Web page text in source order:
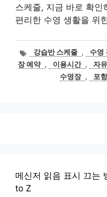
스케줄, 지금 바로 확인
편리한 수영 생활을 위
태
그
강습반 스케줄 , 수영
장 예약 , 이용시간 , 자
수영장 , 포
메신저 읽음 표시 끄는
to Z